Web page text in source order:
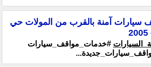
سيارات آمنة بالقرب من المولات حي
#خدمات_مواقف_سيارات